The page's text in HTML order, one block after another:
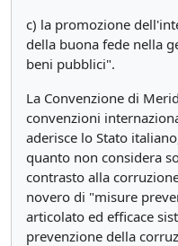
c) la promozione
della buona fede nella
beni pubblici".
La Convenzione di
convenzioni
aderisce lo Stato
quanto non considera
contrasto alla
novero di "misure
articolato ed efficace
prevenzione della